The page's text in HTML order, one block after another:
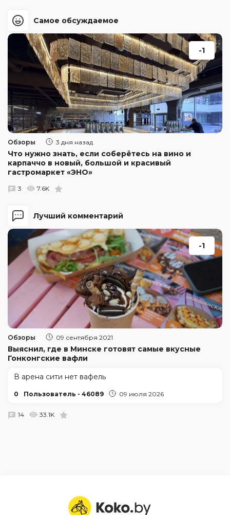
Лучший комментарий
-1
Обзоры 09 сентября 2021
Выяснил, где в Минске готовят самые вкусные
Гонконгские вафли
В арена сити нет вафель
0 Пользователь - 46089 09 июля 2026
14 33.1K
Самое обсуждаемое
-1
Обзоры 3 дня назад
Что нужно знать, если соберётесь на вино и
карпаччо в новый, большой и красивый
гастромаркет «ЭНО»
3 7.6K